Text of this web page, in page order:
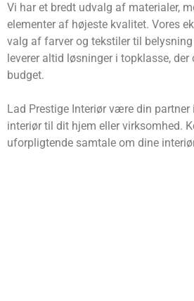
Vi har et bredt udvalg af materialer,
elementer af højeste kvalitet. Vores
valg af farver og tekstiler til
leverer altid løsninger i topklasse,
budget.
Lad Prestige Interiør være din
interiør til dit hjem eller virksomhed.
uforpligtende samtale om dine